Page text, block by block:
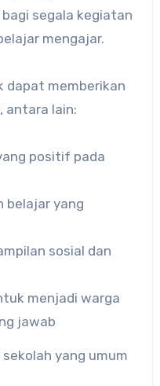
segala kegiatan
mengajar.
dapat memberikan
antara lain:
positif pada
belajar yang
sosial dan
menjadi warga
jawab
yang umum